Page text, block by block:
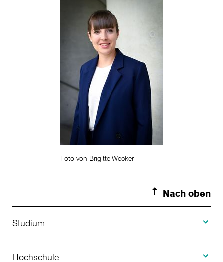
Foto von Brigitte Wecker
Nach oben
Studium
Studienangebot
Hochschule